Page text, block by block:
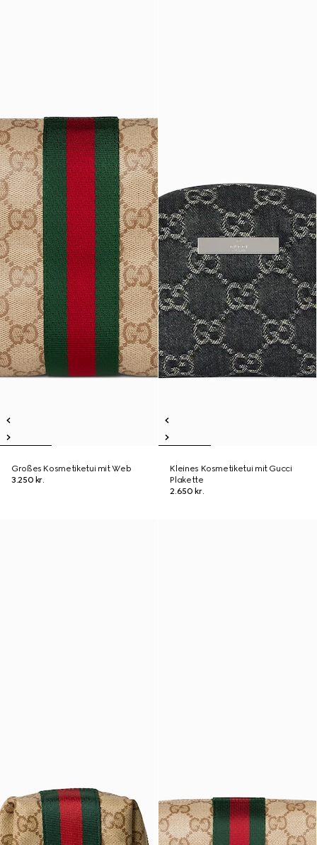
Großes Kosmetiketui mit Web
3.250 kr.
Kleines Kosmetiketui mit Gucci
Plakette
2.650 kr.